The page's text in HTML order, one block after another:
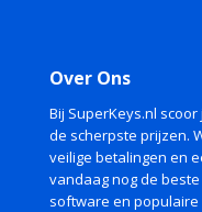
Over Ons
Bij SuperKeys.nl
de scherpste prijzen.
veilige betalingen en
vandaag nog de
software en populaire